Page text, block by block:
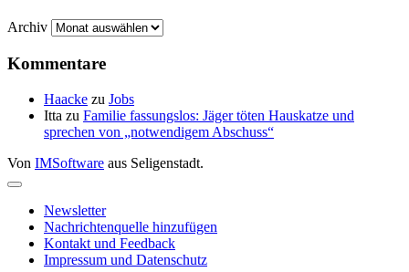
Archiv
Kommentare
Haacke zu Jobs
Itta zu Familie fassungslos: Jäger töten Hauskatze und
sprechen von „notwendigem Abschuss“
Von IMSoftware aus Seligenstadt.
Newsletter
Nachrichtenquelle hinzufügen
Kontakt und Feedback
Impressum und Datenschutz